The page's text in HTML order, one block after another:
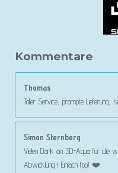
Kommentare
Thomas
Toller Service, prompte Lieferung,
Simon Sternberg
Vielen Dank an SD-Aqua für die
Abwicklung ! Einfach top! ❤️